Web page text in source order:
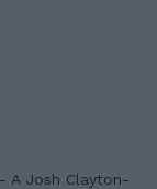
A Josh Clayton-